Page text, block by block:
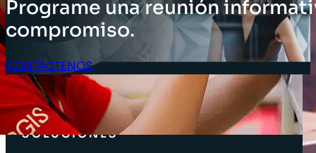
Programe una reunión
compromiso.
CONTÁCTENOS
Acceso Clientes
SOLUCIONES